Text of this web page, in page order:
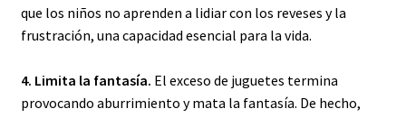
que los niños no aprenden a lidiar con los reveses y la
frustración, una capacidad esencial para la vida.
4. Limita la fantasía. El exceso de juguetes termina
provocando aburrimiento y mata la fantasía. De hecho,